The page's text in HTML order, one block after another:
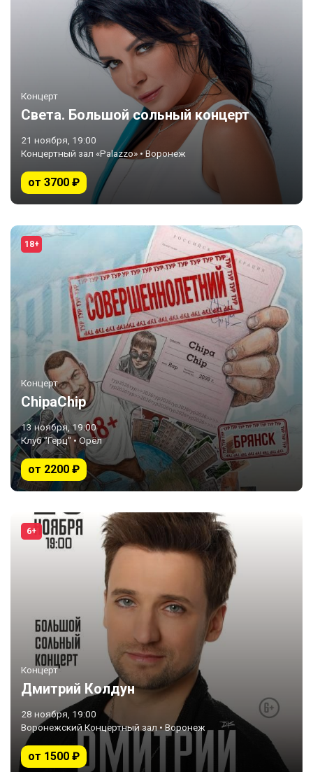
Концерт
Света. Большой сольный концерт
21 ноября, 19:00
Концертный зал «Palazzo» • Воронеж
от 3700 ₽
18+
Концерт
ChipaChip
13 ноября, 19:00
Клуб "Герц" • Орёл
от 2200 ₽
6+
Концерт
Дмитрий Колдун
28 ноября, 19:00
Воронежский Концертный зал • Воронеж
от 1500 ₽